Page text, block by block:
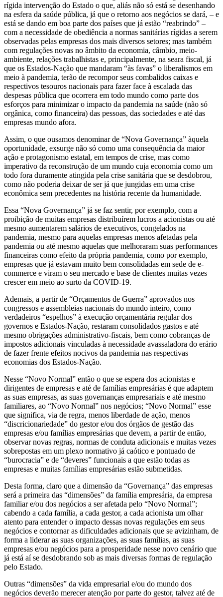
rígida intervenção do Estado o que, aliás não só está se desenhando
na esfera da saúde pública, já que o retorno aos negócios se dará, – e
está se dando em boa parte dos países que já estão “reabrindo” –
com a necessidade de obediência a normas sanitárias rígidas a serem
observadas pelas empresas dos mais diversos setores; mas também
com regulações novas no âmbito da economia, câmbio, meio-
ambiente, relações trabalhistas e, principalmente, na seara fiscal, já
que os Estados-Nação que mandaram “às favas” o liberalismos em
meio à pandemia, terão de recompor seus combalidos caixas e
respectivos tesouros nacionais para fazer face à escalada das
despesas pública que ocorrera em todo mundo como parte dos
esforços para minimizar o impacto da pandemia na saúde (não só
orgânica, como financeira) das pessoas, das sociedades e até das
empresas mundo afora.
Assim, o que ousamos denominar de “Nova Governança” àquela
oportunidade, exsurge não só como uma consequência da maior
ação e protagonismo estatal, em tempos de crise, mas como
imperativo da reconstrução de um mundo cuja economia como um
todo fora duramente atingida pela crise sanitária que se desdobrou,
como não poderia deixar de ser já que jungidas em uma crise
econômica sem precedentes na história recente da humanidade.
Essa “Nova Governança” já se faz sentir, por exemplo, com a
proibição de muitas empresas distribuírem lucros a acionistas ou até
mesmo aumentarem salários de executivos, congelados na
pandemia, mesmo para aquelas empresas menos afetadas pela
pandemia ou até mesmo aquelas que melhoraram suas performances
financeiras como efeito da própria pandemia, como por exemplo,
empresas que já estavam muito bem consolidadas em sede de e-
commerce e viram o seu mercado e base de clientes muitas vezes
crescer em meio ao surto da COVID-19.
Ademais, a partir de “Orçamentos de Guerra” aprovados nos
congressos e assembleias nacionais do mundo inteiro, como
verdadeiros “espelhos” à execução orçamentária regular dos
governos e Estados-Nação, restaram consolidados gastos e até
mesmo obrigações administrativo-fiscais, bem como cobranças de
impostos adicionais vinculadas à necessidade avassaladora do erário
de fazer frente efeitos nocivos da pandemia nas respectivas
economias dos Estados-Nação.
Nesse “Novo Normal” então o que se espera dos acionistas e
dirigentes de empresas e até de famílias empresárias é que adaptem
as suas empresas, as suas governanças empresariais e até mesmo
familiares, ao “Novo Normal” nos negócios; “Novo Normal” esse
que significa, via de regra, menos liberdade de ação, menos
“discricionariedade” do gestor e/ou dos órgãos de gestão das
empresas e/ou famílias empresárias que devem, a partir de então,
observar novas regras, normas de conduta adicionais e muitas vezes
sobrepostas em um plexo normativo já caótico e pontuado de
“burocracia” e de “deveres” funcionais a que estão todas as
empresas e muitas famílias empresárias estão submetidas.
Desta forma, claro que a dimensão da “Governança” das empresas
será a primeira das “dimensões” da família empresária, da empresa
familiar e/ou dos negócios a ser afetada pelo “Novo Normal”;
cabendo a cada família, a cada gestor, a cada acionista um olhar
atento para entender o impacto dessas novas regulações em seus
negócios e contornar as dificuldades adicionais que se avizinham, de
forma a liderar as suas organizações, as suas famílias, as suas
empresas e/ou negócios para a prosperidade nesse novo cenário que
já está aí se desdobrando sob as mais diversas formas de regulação
pelo Estado.
Outras “dimensões” da vida empresarial e/ou do mundo dos
negócios deverão merecer atenção por parte do gestor, talvez até de